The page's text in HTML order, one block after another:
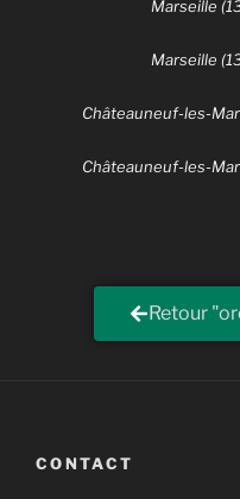
Marseille
Marseille
Châteauneuf-les-
Châteauneuf-les-
Retour
CONTACT